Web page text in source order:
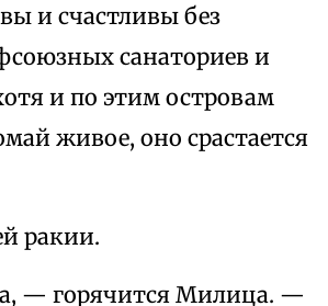
и счастливы без
санаториев и
и по этим островам
живое, оно срастается
ракии.
— горячится Милица. —